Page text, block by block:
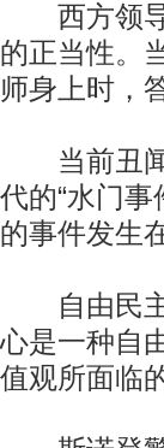
西方领导
的正当性。
师身上时，
当前丑闻
代的“水门
的事件发生
自由民主
心是一种自
值观所面临